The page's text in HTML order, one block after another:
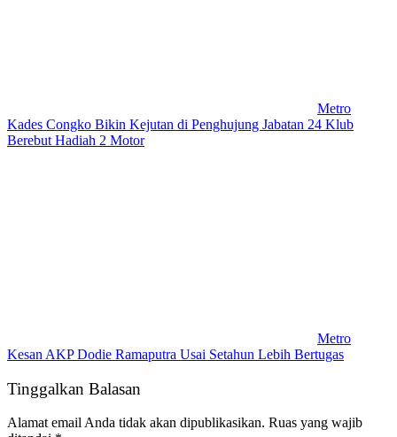
Metro
Kades Congko Bikin Kejutan di Penghujung Jabatan 24 Klub
Berebut Hadiah 2 Motor
Metro
Kesan AKP Dodie Ramaputra Usai Setahun Lebih Bertugas
Tinggalkan Balasan
Alamat email Anda tidak akan dipublikasikan. Ruas yang wajib